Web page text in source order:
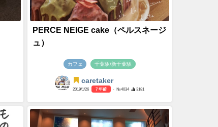
PERCE NEIGE cake（ペルスネージ
ュ）
カフェ 千葉駅/新千葉駅
caretaker
2019/1/26 7 年前 - №4034 3181